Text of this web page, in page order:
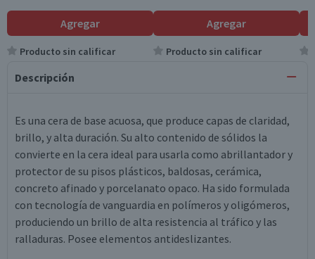
Agregar
Producto sin calificar
Agregar
Producto sin calificar
Descripción
Es una cera de base acuosa, que produce capas de claridad,
brillo, y alta duración. Su alto contenido de sólidos la
convierte en la cera ideal para usarla como abrillantador y
protector de su pisos plásticos, baldosas, cerámica,
concreto afinado y porcelanato opaco. Ha sido formulada
con tecnología de vanguardia en polímeros y oligómeros,
produciendo un brillo de alta resistencia al tráfico y las
ralladuras. Posee elementos antideslizantes.